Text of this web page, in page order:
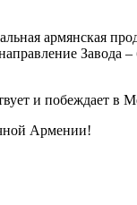
армянская
Завода
и побеждает
Армении!